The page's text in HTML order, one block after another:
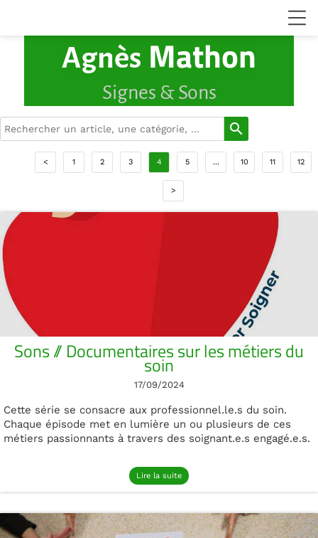
Agnès Mathon
Signes & Sons
search
< 1 2 3 4 5 ... 10 11 12
>
Sons // Documentaires sur les métiers du
soin
17/09/2024
Cette série se consacre aux professionnel.le.s du soin.
Chaque épisode met en lumière un ou plusieurs de ces
métiers passionnants à travers des soignant.e.s engagé.e.s.
Lire la suite